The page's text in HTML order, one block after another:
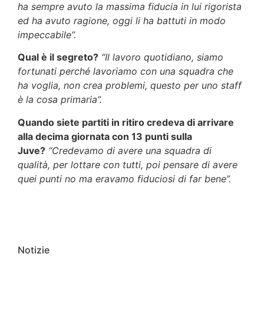
ha sempre avuto la massima fiducia in lui rigorista
ed ha avuto ragione, oggi li ha battuti in modo
impeccabile”.
Qual è il segreto? “Il lavoro quotidiano, siamo
fortunati perché lavoriamo con una squadra che
ha voglia, non crea problemi, questo per uno staff
è la cosa primaria”.
Quando siete partiti in ritiro credeva di arrivare
alla decima giornata con 13 punti sulla
Juve? “Credevamo di avere una squadra di
qualità, per lottare con tutti, poi pensare di avere
quei punti no ma eravamo fiduciosi di far bene”.
Notizie